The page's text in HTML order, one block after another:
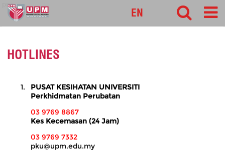
pnc
EN
HOTLINES
PUSAT KESIHATAN UNIVERSITI
Perkhidmatan Perubatan
03 9769 8867
Kes Kecemasan (24 Jam)
03 9769 7332
pku@upm.edu.my